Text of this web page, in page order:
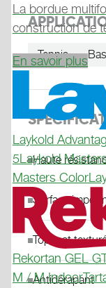
La bordue
construction de
En savoir plus
Laykold
5Laykold
Masters Color
Rekortan GEL
M / M Indoor
Tennis
Haute
Surface
Topcoat
Antidérapant